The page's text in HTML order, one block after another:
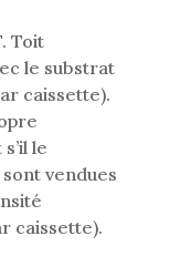
Toit
le substrat
caissette).
le
vendues
caissette).